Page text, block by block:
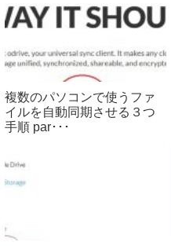
複数のパソコンで使うファ
イルを自動同期させる３つ
手順 par･･･